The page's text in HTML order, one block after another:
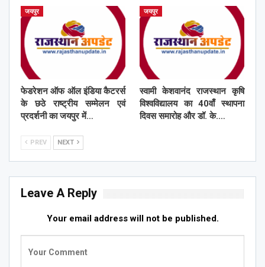
जयपुर
फेडरेशन ऑफ ऑल इंडिया कैटरर्स
के छठे राष्ट्रीय सम्मेलन एवं
प्रदर्शनी का जयपुर में…
जयपुर
स्वामी केशवानंद राजस्थान कृषि
विश्वविद्यालय का 40वाँ स्थापना
दिवस समारोह और डॉ. के.…
PREV NEXT
Leave A Reply
Your email address will not be published.